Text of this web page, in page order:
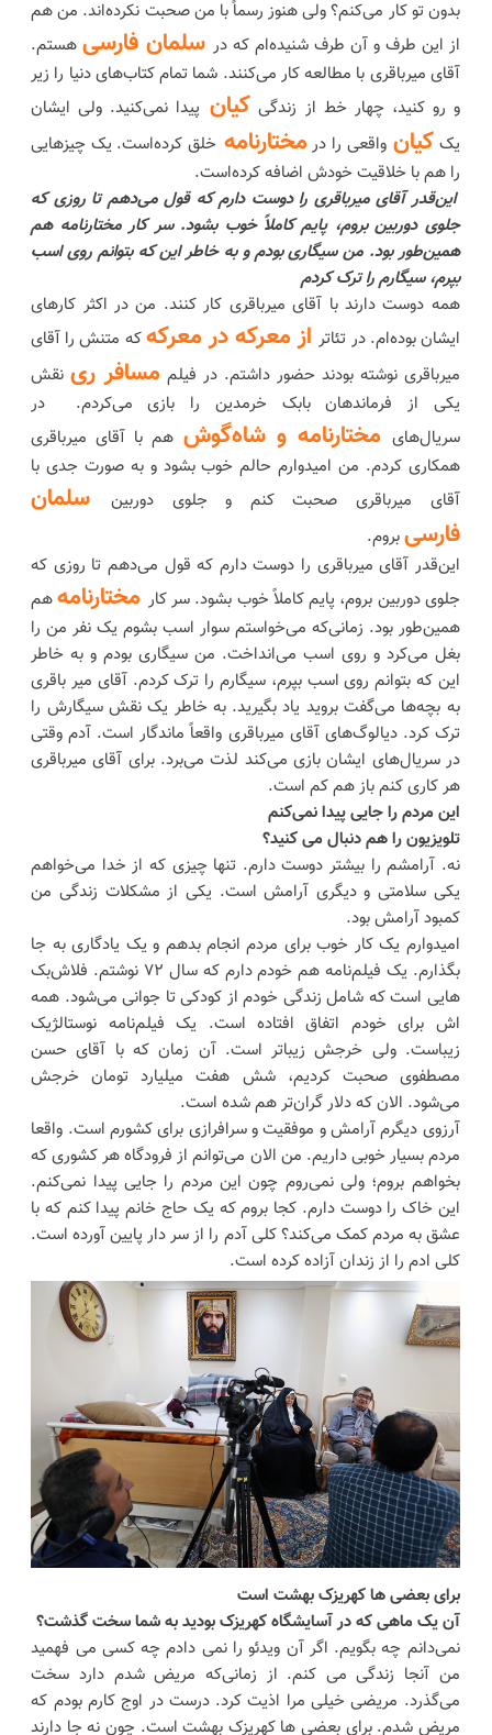
بدون تو کار می‌کنم؟ ولی هنوز رسماً با من صحبت نکرده‌اند. من هم
از این طرف و آن طرف شنیده‌ام که درسلمان فارسیهستم.
آقای میرباقری با مطالعه کار می‌کنند. شما تمام کتاب‌های دنیا را زیر
و رو کنید، چهار خط از زندگی کیان پیدا نمی‌کنید. ولی ایشان
یک کیانواقعی را در مختارنامه خلق کرده‌است. یک چیزهایی
را هم با خلاقیت خودش اضافه کرده‌است.
این‌قدر آقای میرباقری را دوست دارم که قول می‌دهم تا روزی که
جلوی دوربین بروم، پایم کاملاً خوب بشود. سر کار مختارنامه هم
همین‌طور بود. من سیگاری بودم و به خاطر این که بتوانم روی اسب
بپرم، سیگارم را ترک کردم
همه دوست دارند با آقای میرباقری کار کنند. من در اکثر کارهای
ایشان بوده‌ام. در تئاتراز معرکه در معرکهکه متنش را آقای
میرباقری نوشته بودند حضور داشتم. در فیلم مسافر رینقش
یکی از فرماندهان بابک خرمدین را بازی می‌کردم. در
سریال‌های مختارنامه و شاه‌گوش هم با آقای میرباقری
همکاری کردم. من امیدوارم حالم خوب بشود و به صورت جدی با
آقای میرباقری صحبت کنم و جلوی دوربین
سلمان
فارسیبروم.
این‌قدر آقای میرباقری را دوست دارم که قول می‌دهم تا روزی که
جلوی دوربین بروم، پایم کاملاً خوب بشود. سر کار مختارنامههم
همین‌طور بود. زمانی‌که می‌خواستم سوار اسب بشوم یک نفر من را
بغل می‌کرد و روی اسب می‌انداخت. من سیگاری بودم و به خاطر
این که بتوانم روی اسب بپرم، سیگارم را ترک کردم. آقای میر باقری
به بچه‌ها می‌گفت بروید یاد بگیرید. به خاطر یک نقش سیگارش را
ترک کرد. دیالوگ‌های آقای میرباقری واقعاً ماندگار است. آدم وقتی
در سریال‌های ایشان بازی می‌کند لذت می‌برد. برای آقای میرباقری
هر کاری کنم باز هم کم است.
این مردم را جایی پیدا نمی‌کنم
تلویزیون را هم دنبال می کنید؟
نه. آرامشم را بیشتر دوست دارم. تنها چیزی که از خدا می‌خواهم
یکی سلامتی و دیگری آرامش است. یکی از مشکلات زندگی من
کمبود آرامش بود.
امیدوارم یک کار خوب برای مردم انجام بدهم و یک یادگاری به جا
بگذارم. یک فیلم‌نامه هم خودم دارم که سال‌ ۷۲ نوشتم. فلاش‌بک
هایی است که شامل زندگی خودم از کودکی تا جوانی می‌شود. همه
اش برای خودم اتفاق افتاده است. یک فیلم‌نامه نوستالژیک
زیباست. ولی خرجش زیباتر است. آن زمان که با آقای حسن
مصطفوی صحبت کردیم، شش هفت میلیارد تومان خرجش
می‌شود. الان که دلار گران‌تر هم شده است.
آرزوی دیگرم آرامش و موفقیت و سرافرازی برای کشورم است. واقعا
مردم بسیار خوبی داریم. من الان می‌توانم از فرودگاه هر کشوری که
بخواهم بروم؛ ولی نمی‌روم چون این مردم را جایی پیدا نمی‌کنم.
این خاک را دوست دارم. کجا بروم که یک حاج خانم پیدا کنم که با
عشق به مردم کمک می‌کند؟ کلی آدم را از سر دار پایین آورده است.
کلی ادم را از زندان آزاده کرده است.
برای بعضی ها کهریزک بهشت است
آن یک ماهی که در آسایشگاه کهریزک بودید به شما سخت گذشت؟
نمی‌دانم چه بگویم. اگر آن ویدئو را نمی دادم چه کسی می فهمید
من آنجا زندگی می کنم. از زمانی‌که مریض شدم دارد سخت
می‌گذرد. مریضی خیلی مرا اذیت کرد. درست در اوج کارم بودم که
مریض شدم. برای بعضی ها کهریزک بهشت است. چون نه جا دارند